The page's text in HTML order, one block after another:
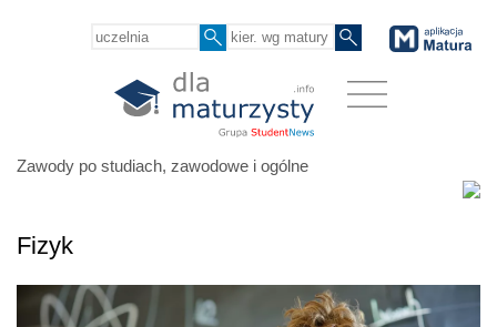
Zawody po studiach, zawodowe i ogólne
Fizyk